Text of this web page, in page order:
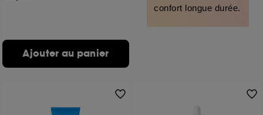
Ajouter au panier
confort longue durée.